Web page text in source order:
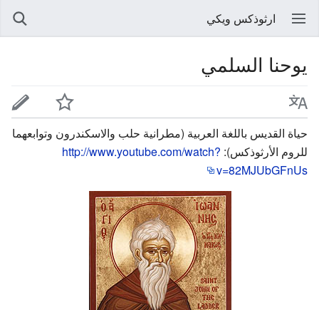
ارثوذكس ويكي
يوحنا السلمي
حياة القديس باللغة العربية (مطرانية حلب والاسكندرون وتوابعهما
للروم الأرثوذكس): http://www.youtube.com/watch?
v=82MJUbGFnUs